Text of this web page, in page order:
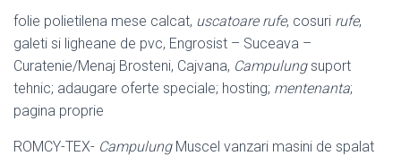
folie polietilena mese calcat, uscatoare rufe, cosuri rufe,
galeti si ligheane de pvc, Engrosist – Suceava –
Curatenie/Menaj Brosteni, Cajvana, Campulungsuport
tehnic; adaugare oferte speciale; hosting; mentenanta;
pagina proprie
ROMCY-TEX- CampulungMuscel vanzari masini de spalat